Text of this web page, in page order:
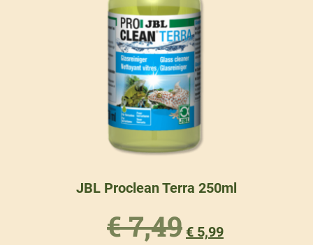
JBL Proclean Terra 250ml
€7,49 € 5,99